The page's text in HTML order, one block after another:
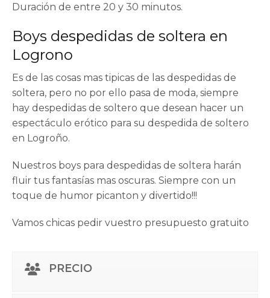
Duración de entre 20 y 30 minutos.
Boys despedidas de soltera en
Logrono
Es de las cosas mas tipicas de las despedidas de
soltera, pero no por ello pasa de moda, siempre
hay despedidas de soltero que desean hacer un
espectáculo erótico para su despedida de soltero
en Logroño.
Nuestros boys para despedidas de soltera harán
fluir tus fantasías mas oscuras. Siempre con un
toque de humor picanton y divertido!!!
Vamos chicas pedir vuestro presupuesto gratuito
PRECIO